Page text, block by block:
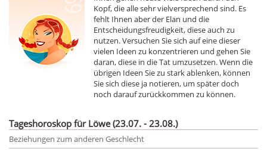
Kopf, die alle sehr vielversprechend sind. Es
fehlt Ihnen aber der Elan und die
Entscheidungsfreudigkeit, diese auch zu
nutzen. Versuchen Sie sich auf eine dieser
vielen Ideen zu konzentrieren und gehen Sie
daran, diese in die Tat umzusetzen. Wenn die
übrigen Ideen Sie zu stark ablenken, können
Sie sich diese ja notieren, um später doch
noch darauf zurückkommen zu können.
Tageshoroskop für Löwe (23.07. - 23.08.)
Beziehungen zum anderen Geschlecht